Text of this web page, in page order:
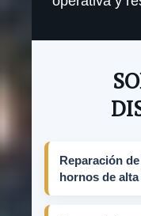
Reparación
hornos de